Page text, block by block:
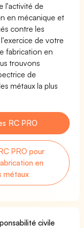
l'activité de
en mécanique et
contre les
de votre
fabrication en
trouvons
de
métaux la plus
RC PRO
PRO pour
en
métaux
civile